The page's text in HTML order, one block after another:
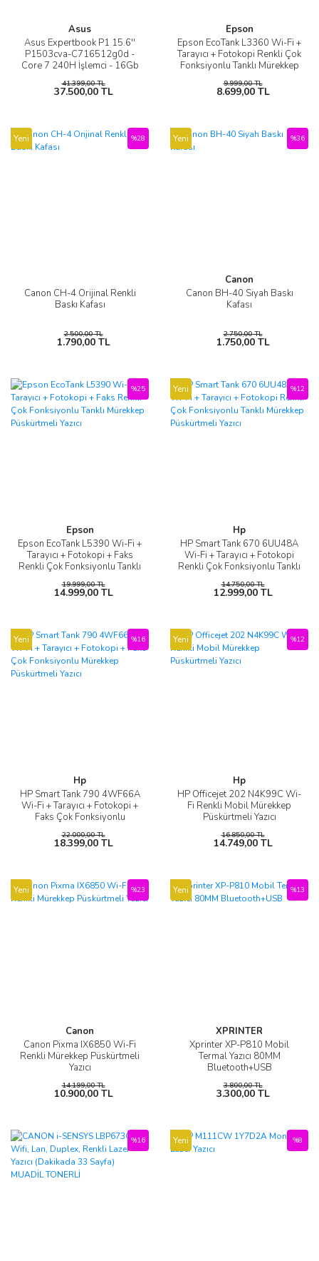
Asus
Asus Expertbook P1 15.6''
P1503cva-C716512g0d -
Core 7 240H İşlemci - 16Gb
Ssd-Freedos
41.399,00 TL
37.500,00 TL
Epson
Epson EcoTank L3360 Wi-Fi +
Tarayıcı + Fotokopi Renkli Çok
Fonksiyonlu Tanklı Mürekkep
9.999,00 TL
8.699,00 TL
Yeni
Canon CH-4 Orijinal Renkli
Baskı Kafası
%28
2.500,00 TL
1.790,00 TL
Yeni
Canon
Canon BH-40 Siyah Baskı
Kafası
%36
2.750,00 TL
1.750,00 TL
Epson
Epson EcoTank L5390 Wi-Fi +
Tarayıcı + Fotokopi + Faks
Renkli Çok Fonksiyonlu Tanklı
%25
19.999,00 TL
14.999,00 TL
Yeni
Hp
HP Smart Tank 670 6UU48A
Wi-Fi + Tarayıcı + Fotokopi
Renkli Çok Fonksiyonlu Tanklı
%12
14.750,00 TL
12.999,00 TL
Yeni
Hp
HP Smart Tank 790 4WF66A
Wi-Fi + Tarayıcı + Fotokopi +
Faks Çok Fonksiyonlu
%16
22.000,00 TL
18.399,00 TL
Yeni
Hp
HP Officejet 202 N4K99C Wi-
Fi Renkli Mobil Mürekkep
Püskürtmeli Yazıcı
%12
16.850,00 TL
14.749,00 TL
Yeni
Canon
Canon Pixma IX6850 Wi-Fi
Renkli Mürekkep Püskürtmeli
Yazıcı
%23
14.199,00 TL
10.900,00 TL
Yeni
XPRINTER
Xprinter XP-P810 Mobil
Termal Yazıcı 80MM
Bluetooth+USB
%13
3.800,00 TL
3.300,00 TL
%16 Yeni %8